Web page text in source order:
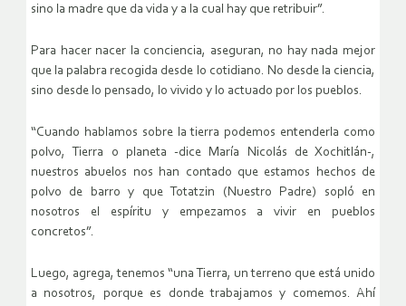
sino la madre que da vida y a la cual hay que retribuir”.
Para hacer nacer la conciencia, aseguran, no hay nada mejor
que la palabra recogida desde lo cotidiano. No desde la ciencia,
sino desde lo pensado, lo vivido y lo actuado por los pueblos.
“Cuando hablamos sobre la tierra podemos entenderla como
polvo, Tierra o planeta -dice María Nicolás de Xochitlán-,
nuestros abuelos nos han contado que estamos hechos de
polvo de barro y que Totatzin (Nuestro Padre) sopló en
nosotros el espíritu y empezamos a vivir en pueblos
concretos”.
Luego, agrega, tenemos “una Tierra, un terreno que está unido
a nosotros, porque es donde trabajamos y comemos. Ahí